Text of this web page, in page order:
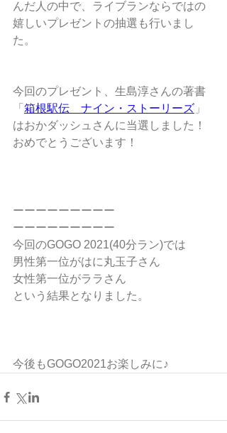
んだ人の中で、ライブランならではの
嬉しいプレゼントの抽選も行いまし
た。
今回のプレゼント、生島淳さんの著書
「 箱根駅伝　ナイン・ストーリーズ 」
はおかダッシュさんに当選しました！
おめでとうございます！
ーーーーーーーーー
ーーーーーーーーー
今回のGOGO 2021(40分ラン)では
男性第一位がはに丸玉子さん
女性第一位がララさん
という結果となりました。
今後もGOGO2021お楽しみに♪